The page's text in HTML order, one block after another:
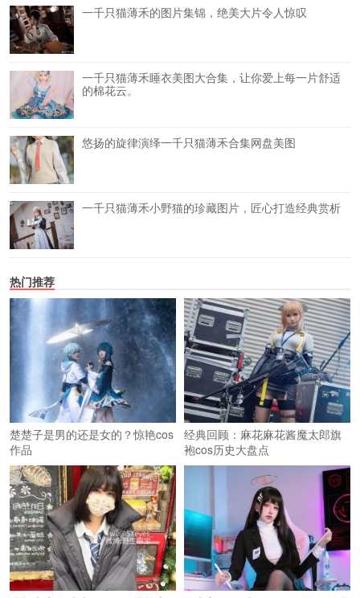
一千只猫薄禾的图片集锦，绝美大片令人惊叹
一千只猫薄禾睡衣美图大合集，让你爱上每一片舒适
的棉花云。
悠扬的旋律演绎一千只猫薄禾合集网盘美图
一千只猫薄禾小野猫的珍藏图片，匠心打造经典赏析
热门推荐
楚楚子是男的还是女的？惊艳cos
作品
经典回顾：麻花麻花酱魔太郎旗
袍cos历史大盘点